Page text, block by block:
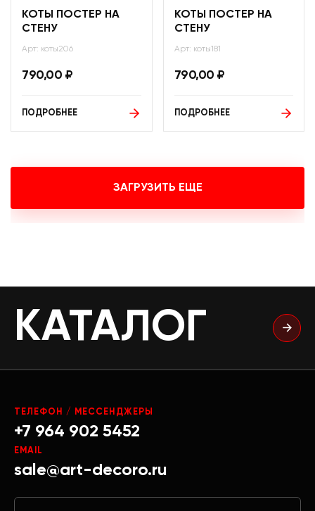
КОТЫ ПОСТЕР НА
СТЕНУ
Арт: коты206
790,00 ₽
ПОДРОБНЕЕ
КОТЫ ПОСТЕР НА
СТЕНУ
Арт: коты181
790,00 ₽
ПОДРОБНЕЕ
ЗАГРУЗИТЬ ЕЩЕ
КАТАЛОГ
ТЕЛЕФОН / МЕССЕНДЖЕРЫ
+7 964 902 5452
EMAIL
sale@art-decoro.ru